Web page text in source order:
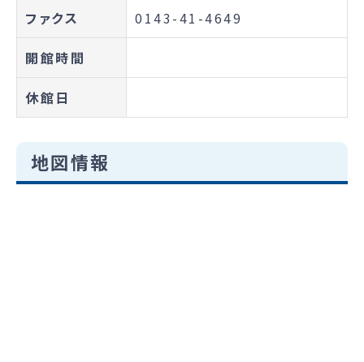
ファクス 0143-41-4649
開館時間
休館日
地図情報